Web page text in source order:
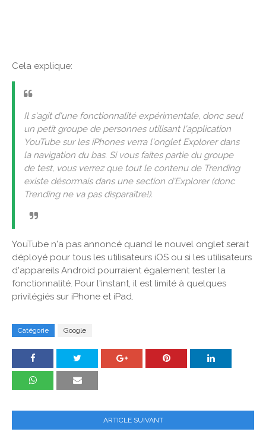
Cela explique:
Il s'agit d'une fonctionnalité expérimentale, donc seul
un petit groupe de personnes utilisant l'application
YouTube sur les iPhones verra l'onglet Explorer dans
la navigation du bas. Si vous faites partie du groupe
de test, vous verrez que tout le contenu de Trending
existe désormais dans une section d'Explorer (donc
Trending ne va pas disparaître!).
YouTube n'a pas annoncé quand le nouvel onglet serait
déployé pour tous les utilisateurs iOS ou si les utilisateurs
d'appareils Android pourraient également tester la
fonctionnalité. Pour l'instant, il est limité à quelques
privilégiés sur iPhone et iPad.
Catégorie Google
ARTICLE SUIVANT